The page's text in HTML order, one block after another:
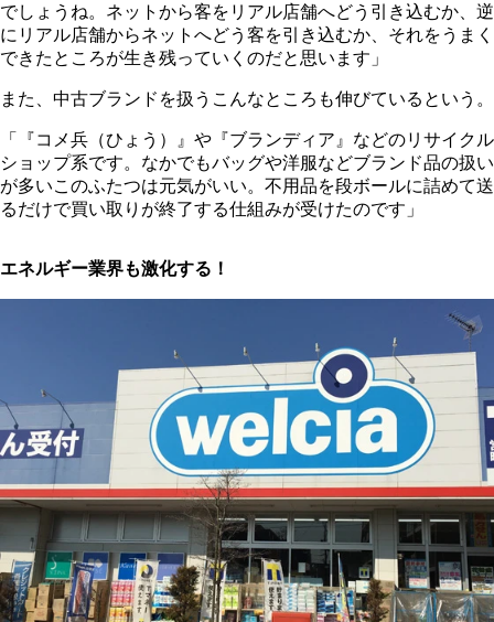
でしょうね。ネットから客をリアル店舗へどう引き込むか、逆
にリアル店舗からネットへどう客を引き込むか、それをうまく
できたところが生き残っていくのだと思います」
また、中古ブランドを扱うこんなところも伸びているという。
「『コメ兵（ひょう）』や『ブランディア』などのリサイクル
ショップ系です。なかでもバッグや洋服などブランド品の扱い
が多いこのふたつは元気がいい。不用品を段ボールに詰めて送
るだけで買い取りが終了する仕組みが受けたのです」
エネルギー業界も激化する！